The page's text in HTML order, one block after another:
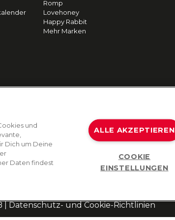
Romp
Lovehoney
Happy Rabbit
Mehr Marken
Datenschutz- und Cookie-Richtlinien
und
Dich um Deine
Daten findest
ALLE AKZEPTIEREN
COOKIE
EINSTELLUNGEN